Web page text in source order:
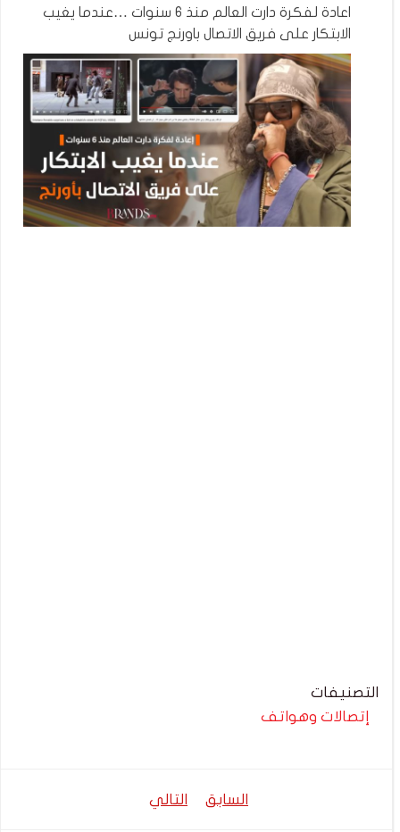
اعادة لفكرة دارت العالم منذ 6 سنوات …عندما يغيب
الابتكار على فريق الاتصال باورنج تونس
التصنيفات
إتصالات وهواتف
السابق
تصفّح
التالي